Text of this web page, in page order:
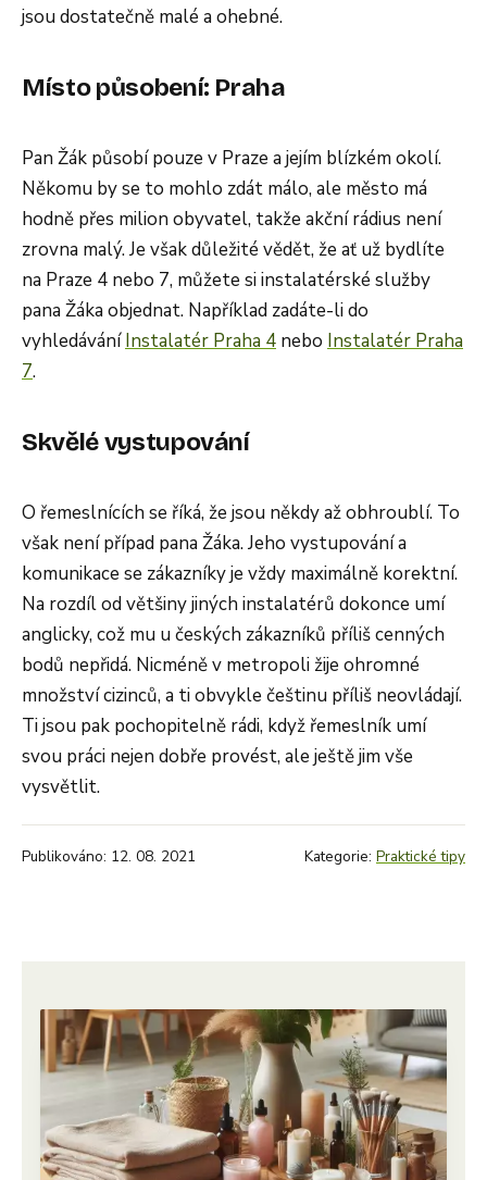
jsou dostatečně malé a ohebné.
Místo působení: Praha
Pan Žák působí pouze v Praze a jejím blízkém okolí.
Někomu by se to mohlo zdát málo, ale město má
hodně přes milion obyvatel, takže akční rádius není
zrovna malý. Je však důležité vědět, že ať už bydlíte
na Praze 4 nebo 7, můžete si instalatérské služby
pana Žáka objednat. Například zadáte-li do
vyhledáváníInstalatér Praha 4 nebo Instalatér Praha
7.
Skvělé vystupování
O řemeslnících se říká, že jsou někdy až obhroublí. To
však není případ pana Žáka. Jeho vystupování a
komunikace se zákazníky je vždy maximálně korektní.
Na rozdíl od většiny jiných instalatérů dokonce umí
anglicky, což mu u českých zákazníků příliš cenných
bodů nepřidá. Nicméně v metropoli žije ohromné
množství cizinců, a ti obvykle češtinu příliš neovládají.
Ti jsou pak pochopitelně rádi, když řemeslník umí
svou práci nejen dobře provést, ale ještě jim vše
vysvětlit.
Publikováno: 12. 08. 2021 Kategorie: Praktické tipy